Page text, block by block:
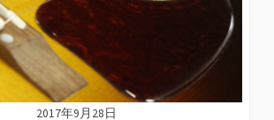
2017年9月28日